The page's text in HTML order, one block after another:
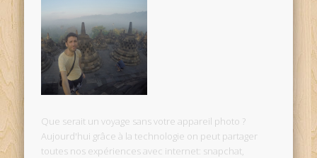
Que serait un voyage sans votre appareil photo ?
Aujourd'hui grâce à la technologie on peut partager
toutes nos expériences avec internet: snapchat,